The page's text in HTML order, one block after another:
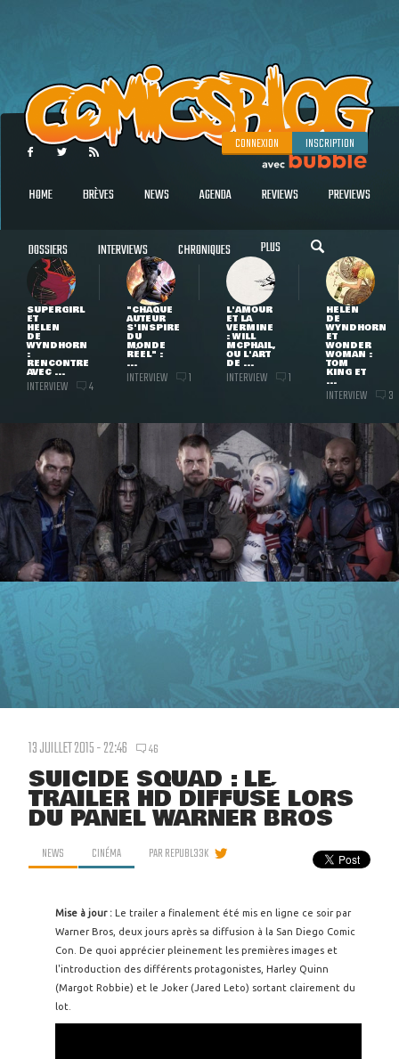
CONNEXION INSCRIPTION
HOME BRÈVES NEWS AGENDA REVIEWS PREVIEWS
DOSSIERS INTERVIEWS CHRONIQUES PLUS
SUPERGIRL
ET
HELEN
DE
WYNDHORN
:
RENCONTRE
AVEC ...
INTERVIEW 4
"CHAQUE
AUTEUR
S'INSPIRE
DU
MONDE
RÉEL" :
...
INTERVIEW 1
L'AMOUR
ET LA
VERMINE
: WILL
MCPHAIL,
OU L'ART
DE ...
INTERVIEW 1
HELEN
DE
WYNDHORN
ET
WONDER
WOMAN :
TOM
KING ET
...
INTERVIEW 3
13 JUILLET 2015 - 22:46 46
SUICIDE SQUAD : LE
TRAILER HD DIFFUSÉ LORS
DU PANEL WARNER BROS
NEWS CINÉMA PARREPUBL33K
Mise à jour : Le trailer a finalement été mis en ligne ce soir par
Warner Bros, deux jours après sa diffusion à la San Diego Comic
Con. De quoi apprécier pleinement les premières images et
l'introduction des différents protagonistes, Harley Quinn
(Margot Robbie) et le Joker (Jared Leto) sortant clairement du
lot.